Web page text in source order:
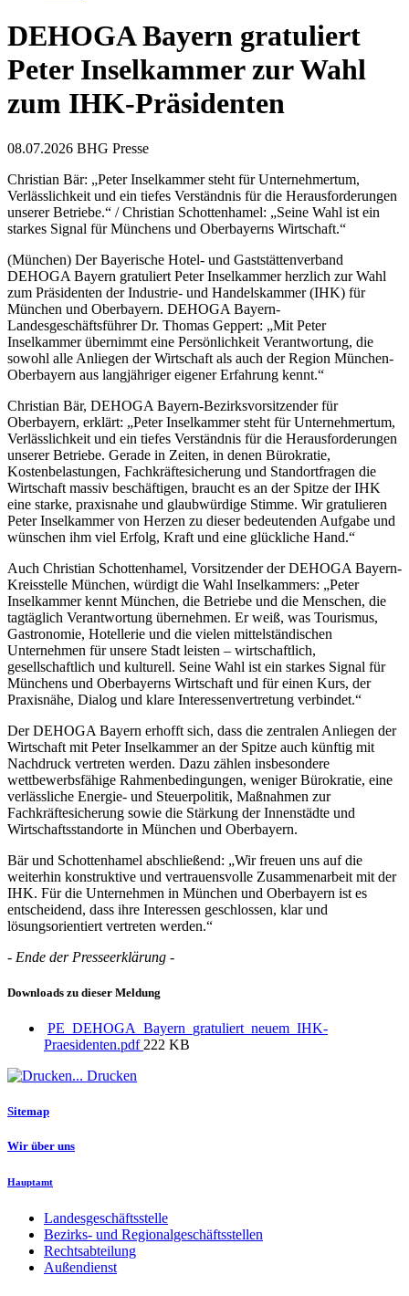
DEHOGA Bayern gratuliert
Peter Inselkammer zur Wahl
zum IHK-Präsidenten
08.07.2026 BHG Presse
Christian Bär: „Peter Inselkammer steht für Unternehmertum,
Verlässlichkeit und ein tiefes Verständnis für die Herausforderungen
unserer Betriebe.“ / Christian Schottenhamel: „Seine Wahl ist ein
starkes Signal für Münchens und Oberbayerns Wirtschaft.“
(München) Der Bayerische Hotel- und Gaststättenverband
DEHOGA Bayern gratuliert Peter Inselkammer herzlich zur Wahl
zum Präsidenten der Industrie- und Handelskammer (IHK) für
München und Oberbayern. DEHOGA Bayern-
Landesgeschäftsführer Dr. Thomas Geppert: „Mit Peter
Inselkammer übernimmt eine Persönlichkeit Verantwortung, die
sowohl alle Anliegen der Wirtschaft als auch der Region München-
Oberbayern aus langjähriger eigener Erfahrung kennt.“
Christian Bär, DEHOGA Bayern-Bezirksvorsitzender für
Oberbayern, erklärt: „Peter Inselkammer steht für Unternehmertum,
Verlässlichkeit und ein tiefes Verständnis für die Herausforderungen
unserer Betriebe. Gerade in Zeiten, in denen Bürokratie,
Kostenbelastungen, Fachkräftesicherung und Standortfragen die
Wirtschaft massiv beschäftigen, braucht es an der Spitze der IHK
eine starke, praxisnahe und glaubwürdige Stimme. Wir gratulieren
Peter Inselkammer von Herzen zu dieser bedeutenden Aufgabe und
wünschen ihm viel Erfolg, Kraft und eine glückliche Hand.“
Auch Christian Schottenhamel, Vorsitzender der DEHOGA Bayern-
Kreisstelle München, würdigt die Wahl Inselkammers: „Peter
Inselkammer kennt München, die Betriebe und die Menschen, die
tagtäglich Verantwortung übernehmen. Er weiß, was Tourismus,
Gastronomie, Hotellerie und die vielen mittelständischen
Unternehmen für unsere Stadt leisten – wirtschaftlich,
gesellschaftlich und kulturell. Seine Wahl ist ein starkes Signal für
Münchens und Oberbayerns Wirtschaft und für einen Kurs, der
Praxisnähe, Dialog und klare Interessenvertretung verbindet.“
Der DEHOGA Bayern erhofft sich, dass die zentralen Anliegen der
Wirtschaft mit Peter Inselkammer an der Spitze auch künftig mit
Nachdruck vertreten werden. Dazu zählen insbesondere
wettbewerbsfähige Rahmenbedingungen, weniger Bürokratie, eine
verlässliche Energie- und Steuerpolitik, Maßnahmen zur
Fachkräftesicherung sowie die Stärkung der Innenstädte und
Wirtschaftsstandorte in München und Oberbayern.
Bär und Schottenhamel abschließend: „Wir freuen uns auf die
weiterhin konstruktive und vertrauensvolle Zusammenarbeit mit der
IHK. Für die Unternehmen in München und Oberbayern ist es
entscheidend, dass ihre Interessen geschlossen, klar und
lösungsorientiert vertreten werden.“
- Ende der Presseerklärung -
Downloads zu dieser Meldung
PE_DEHOGA_Bayern_gratuliert_neuem_IHK-
Praesidenten.pdf 222 KB
Drucken
Sitemap
Wir über uns
Hauptamt
Landesgeschäftsstelle
Bezirks- und Regionalgeschäftsstellen
Rechtsabteilung
Außendienst